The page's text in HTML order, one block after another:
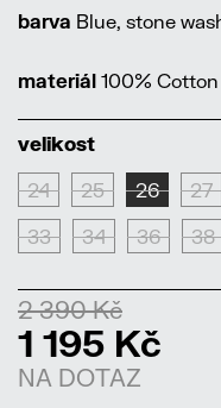
barva Blue, stone
materiál 100%
velikost
24 25 26 27
33 34 36 38
2 390 Kč
1 195 Kč
NA DOTAZ